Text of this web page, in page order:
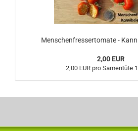
Menschenfressertomate -
2,00 EUR
2,00 EUR pro Samentüte